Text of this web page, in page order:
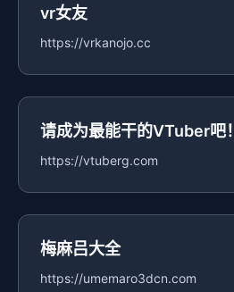
vr女友
https://vrkanojo.cc
请成为最能干的VTuber吧！
https://vtuberg.com
梅麻吕大全
https://umemaro3dcn.com